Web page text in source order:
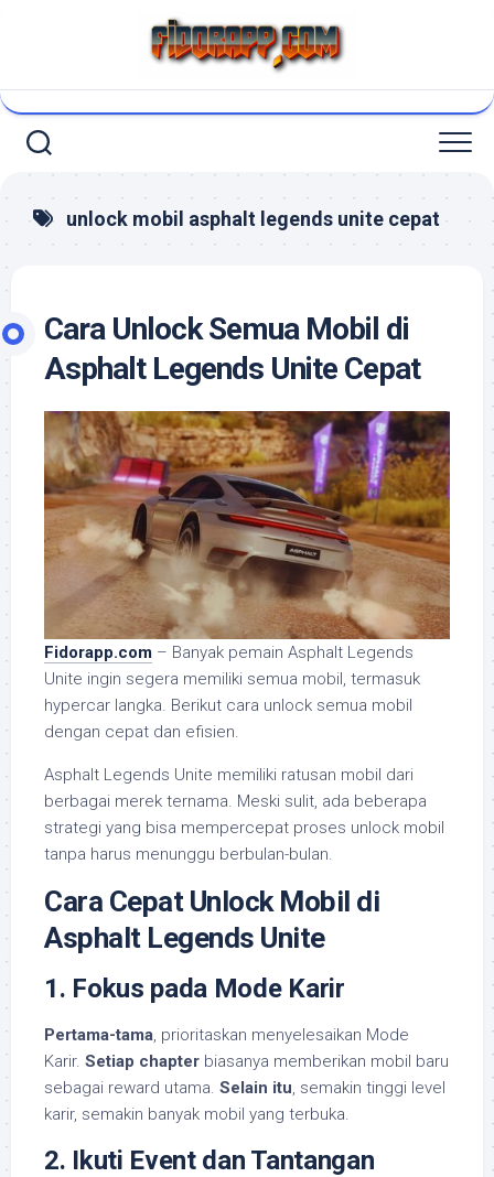
unlock mobil asphalt legends unite cepat
Cara Unlock Semua Mobil di
Asphalt Legends Unite Cepat
Fidorapp.com – Banyak pemain Asphalt Legends
Unite ingin segera memiliki semua mobil, termasuk
hypercar langka. Berikut cara unlock semua mobil
dengan cepat dan efisien.
Asphalt Legends Unite memiliki ratusan mobil dari
berbagai merek ternama. Meski sulit, ada beberapa
strategi yang bisa mempercepat proses unlock mobil
tanpa harus menunggu berbulan-bulan.
Cara Cepat Unlock Mobil di
Asphalt Legends Unite
1. Fokus pada Mode Karir
Pertama-tama, prioritaskan menyelesaikan Mode
Karir. Setiap chapter biasanya memberikan mobil baru
sebagai reward utama. Selain itu, semakin tinggi level
karir, semakin banyak mobil yang terbuka.
2. Ikuti Event dan Tantangan